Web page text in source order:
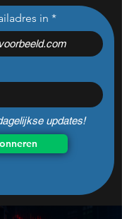
de week:
dit AI-
in
updates!